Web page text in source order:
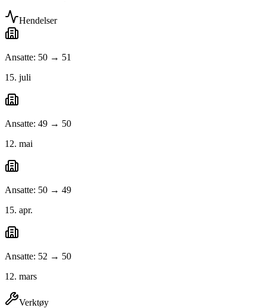
Hendelser
Ansatte: 50 → 51
15. juli
Ansatte: 49 → 50
12. mai
Ansatte: 50 → 49
15. apr.
Ansatte: 52 → 50
12. mars
Verktøy